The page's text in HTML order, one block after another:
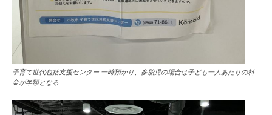
子育て世代包括支援センター 一時預かり、多胎児の場合は子ども一人あたりの料
金が半額となる